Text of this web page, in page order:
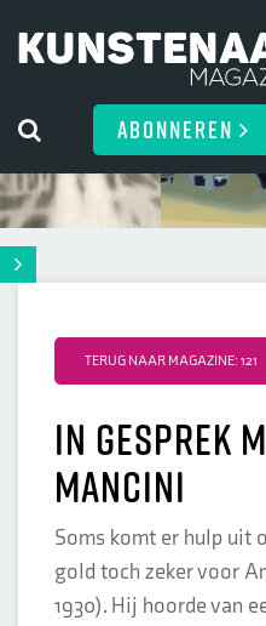
ABONNEREN
TERUG NAAR MAGAZINE: 121
In gesprek
Mancini
Soms komt er hulp uit
gold toch zeker voor
1930). Hij hoorde van